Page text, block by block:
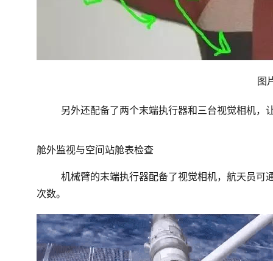
图
另外还配备了两个末端执行器和三台视觉相机，
舱外监视与空间站舱表检查
机械臂的末端执行器配备了视觉相机，航天员可
次数。